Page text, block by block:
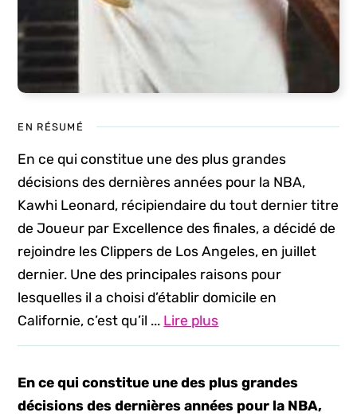
EN RÉSUMÉ
En ce qui constitue une des plus grandes
décisions des dernières années pour la NBA,
Kawhi Leonard, récipiendaire du tout dernier titre
de Joueur par Excellence des finales, a décidé de
rejoindre les Clippers de Los Angeles, en juillet
dernier. Une des principales raisons pour
lesquelles il a choisi d’établir domicile en
Californie, c’est qu’il ... Lire plus
En ce qui constitue une des plus grandes
décisions des dernières années pour la NBA,